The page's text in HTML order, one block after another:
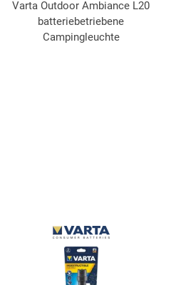
Varta Outdoor Ambiance L20
batteriebetriebene
Campingleuchte